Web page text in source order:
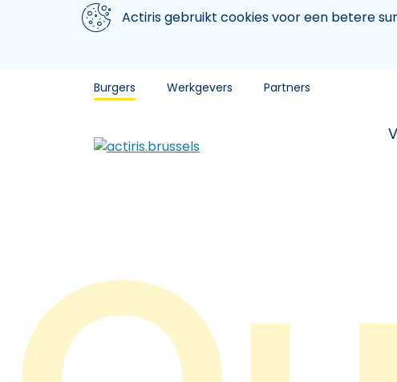
Aller au contenu principal
We gebruiken cookiesActiris gebruikt cookies voor een betere
Burgers Werkgevers Partners